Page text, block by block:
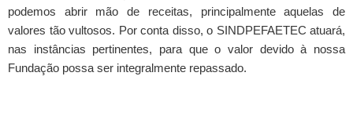
podemos abrir mão de receitas, principalmente aquelas de
valores tão vultosos. Por conta disso, o SINDPEFAETEC atuará,
nas instâncias pertinentes, para que o valor devido à nossa
Fundação possa ser integralmente repassado.